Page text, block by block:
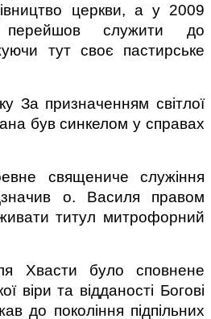
церкви, а у 2009
перейшов служити до
тут своє пастирське
За призначенням світлої
був синкелом у справах
священиче служіння
о. Василя правом
титул митрофорний
Хвасти було сповнене
віри та відданості Богові
до покоління підпільних